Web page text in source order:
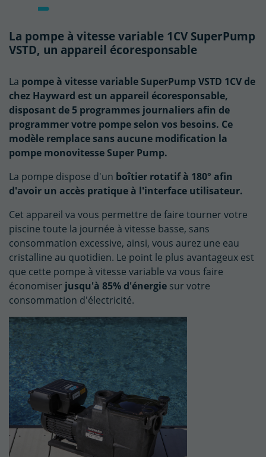
(1 avis)
La pompe à vitesse variable 1CV SuperPump
VSTD, un appareil écoresponsable
La pompe à vitesse variable SuperPump VSTD 1CV de
chez Hayward est un appareil écoresponsable,
disposant de 5 programmes journaliers afin de
programmer votre pompe selon vos besoins. Ce
modèle remplace sans aucune modification la
pompe monovitesse Super Pump.
La pompe dispose d'un boîtier rotatif à 180° afin
d'avoir un accès pratique à l'interface utilisateur.
Cet appareil va vous permettre de faire tourner votre
piscine toute la journée à vitesse basse, sans
consommation excessive, ainsi, vous aurez une eau
cristalline au quotidien. Le point le plus avantageux est
que cette pompe à vitesse variable va vous faire
économiser jusqu'à 85% d'énergie sur votre
consommation d'électricité.